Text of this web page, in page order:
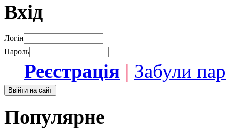
Вхід
Логін
Пароль
Реєстрація | Забули
Популярне